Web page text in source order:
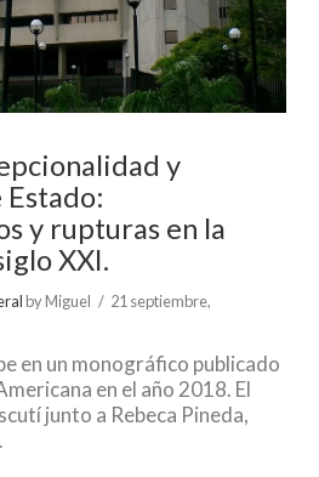
y
y rupturas en la
XXI.
by Miguel
21 septiembre,
en un monográfico publicado
en el año 2018. El
junto a Rebeca Pineda,